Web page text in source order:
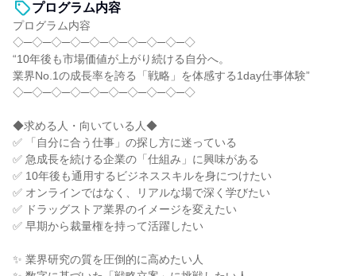
プログラム内容
プログラム内容
◇─◇─◇─◇─◇─◇─◇─◇─◇─◇
“10年後も市場価値が上がり続ける自分へ。
業界No.1の成長率を誇る「戦略」を体感する1day仕事体験”
◇─◇─◇─◇─◇─◇─◇─◇─◇─◇
◆求める人・向いている人◆
✅ 「自分に合う仕事」の探し方に迷っている
✅ 急成長を続ける企業の「仕組み」に興味がある
✅ 10年後も通用するビジネススキルを身につけたい
✅ オンラインではなく、リアルな場で深く学びたい
✅ ドラッグストア業界のイメージを変えたい
✅ 早期から裁量権を持って活躍したい
✨ 業界研究の質を圧倒的に高めたい人